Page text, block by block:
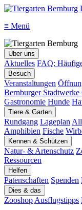
≡ Menü
Über uns
Aktuelles FAQ:
Besuch
Veranstaltungen
Bernburger Stadtwerke
Gastronomie Hunde
Tiere & Garten
Rundgang Lageplan
Amphibien Fische
Kennen & Schützen
Natur- & Artenschutz
Ressourcen
Helfen
Patenschaften Spenden
Dies & das
Zooshop Ausflugstipps